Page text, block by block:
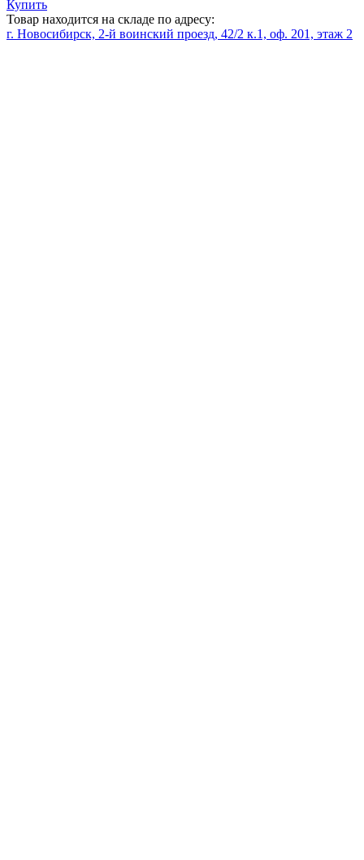
Купить
Товар находится на складе по адресу:
г. Новосибирск, 2-й воинский проезд, 42/2 к.1, оф. 201, этаж 2